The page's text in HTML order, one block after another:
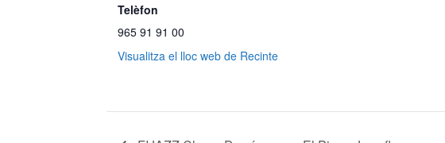
Telèfon
965 91 91 00
Visualitza el lloc web de Recinte